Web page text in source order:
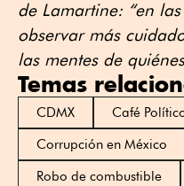
de Lamartine: “en
observar más
las mentes de
Temas
CDMX Café
Corrupción en México
Robo de combustible